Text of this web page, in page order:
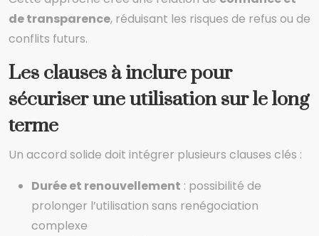
de transparence, réduisant les risques de refus ou de
conflits futurs.
Les clauses à inclure pour
sécuriser une utilisation sur le long
terme
Un accord solide doit intégrer plusieurs clauses clés :
Durée et renouvellement : possibilité de
prolonger l’utilisation sans renégociation
complexe